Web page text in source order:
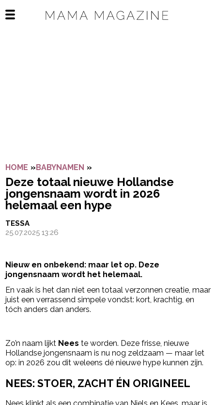
Open het mobiele menu
HOME »BABYNAMEN »
Deze totaal nieuwe Hollandse
jongensnaam wordt in 2026
helemaal een hype
TESSA
25.07.2025 13:26
Nieuw en onbekend: maar let op. Deze
jongensnaam wordt het helemaal.
En vaak is het dan niet een totaal verzonnen creatie, maar
juist een verrassend simpele vondst: kort, krachtig, en
tóch anders dan anders.
Zo’n naam lijkt Nees te worden. Deze frisse, nieuwe
Hollandse jongensnaam is nu nog zeldzaam — maar let
op: in 2026 zou dit weleens dé nieuwe hype kunnen zijn.
NEES: STOER, ZACHT ÉN ORIGINEEL